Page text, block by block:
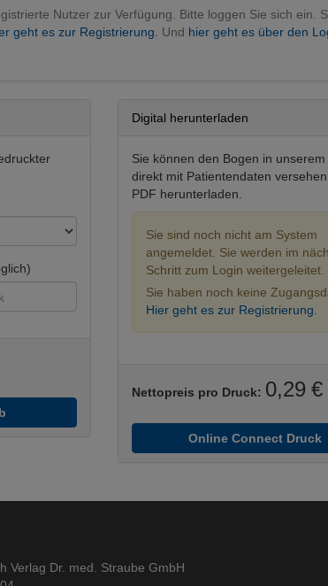
Nutzer zur Verfügung. Bitte loggen Sie sich ein.
geht es zur Registrierung. Und hier geht es über den
Digital herunterladen
Sie können den Bogen in
direkt mit Patientendaten
PDF herunterladen.
Sie sind noch nicht am System
angemeldet. Sie werden im
Schritt zum Login weitergeleitet.
Sie haben noch keine
Hier geht es zur Registrierung.
Nettopreis pro Druck: 0,29 €
Online Connect Druck
Verlag Dr. med. Straube GmbH